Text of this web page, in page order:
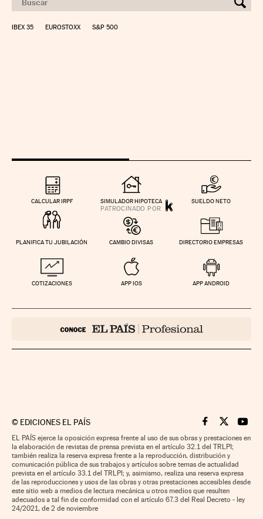
IBEX 35 EUROSTOXX S&P 500
CALCULAR IRPF SIMULADOR HIPOTECA SUELDO NETO
PLANIFICA TU JUBILACIÓN CAMBIO DIVISAS DIRECTORIO EMPRESAS
COTIZACIONES APP IOS APP ANDROID
© EDICIONES EL PAÍS Cinco Días en
Cinco Días
Cinco
EL PAÍS ejerce la oposición expresa frente al uso de sus obras y prestaciones en
la elaboración de revistas de prensa prevista en el artículo 32.1 del TRLPI;
también realiza la reserva expresa frente a la reproducción, distribución y
comunicación pública de sus trabajos y artículos sobre temas de actualidad
prevista en el artículo 33.1 del TRLPI; y, asimismo, realiza una reserva expresa
de las reproducciones y usos de las obras y otras prestaciones accesibles desde
este sitio web a medios de lectura mecánica u otros medios que resulten
adecuados a tal fin de conformidad con el artículo 67.3 del Real Decreto - ley
24/2021, de 2 de noviembre